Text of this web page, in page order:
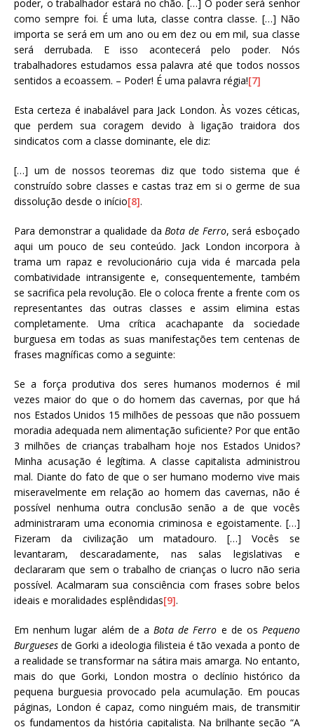
poder, o trabalhador estará no chão. […] O poder será senhor
como sempre foi. É uma luta, classe contra classe. […] Não
importa se será em um ano ou em dez ou em mil, sua classe
será derrubada. E isso acontecerá pelo poder. Nós
trabalhadores estudamos essa palavra até que todos nossos
sentidos a ecoassem. – Poder! É uma palavra régia![7]
Esta certeza é inabalável para Jack London. Às vozes céticas,
que perdem sua coragem devido à ligação traidora dos
sindicatos com a classe dominante, ele diz:
[…] um de nossos teoremas diz que todo sistema que é
construído sobre classes e castas traz em si o germe de sua
dissolução desde o início[8].
Para demonstrar a qualidade da Bota de Ferro, será esboçado
aqui um pouco de seu conteúdo. Jack London incorpora à
trama um rapaz e revolucionário cuja vida é marcada pela
combatividade intransigente e, consequentemente, também
se sacrifica pela revolução. Ele o coloca frente a frente com os
representantes das outras classes e assim elimina estas
completamente. Uma crítica acachapante da sociedade
burguesa em todas as suas manifestações tem centenas de
frases magníficas como a seguinte:
Se a força produtiva dos seres humanos modernos é mil
vezes maior do que o do homem das cavernas, por que há
nos Estados Unidos 15 milhões de pessoas que não possuem
moradia adequada nem alimentação suficiente? Por que então
3 milhões de crianças trabalham hoje nos Estados Unidos?
Minha acusação é legítima. A classe capitalista administrou
mal. Diante do fato de que o ser humano moderno vive mais
miseravelmente em relação ao homem das cavernas, não é
possível nenhuma outra conclusão senão a de que vocês
administraram uma economia criminosa e egoistamente. […]
Fizeram da civilização um matadouro. […] Vocês se
levantaram, descaradamente, nas salas legislativas e
declararam que sem o trabalho de crianças o lucro não seria
possível. Acalmaram sua consciência com frases sobre belos
ideais e moralidades esplêndidas[9].
Em nenhum lugar além de a Bota de Ferro e de os Pequeno
Burgueses de Gorki a ideologia filisteia é tão vexada a ponto de
a realidade se transformar na sátira mais amarga. No entanto,
mais do que Gorki, London mostra o declínio histórico da
pequena burguesia provocado pela acumulação. Em poucas
páginas, London é capaz, como ninguém mais, de transmitir
os fundamentos da história capitalista. Na brilhante seção “A